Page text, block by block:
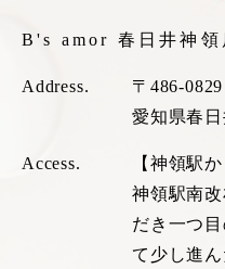
B's amor 春日井神領
Address.
〒486-0829
愛知県春
Access.
【神領駅
神領駅南
だき一つ
て少し進ん